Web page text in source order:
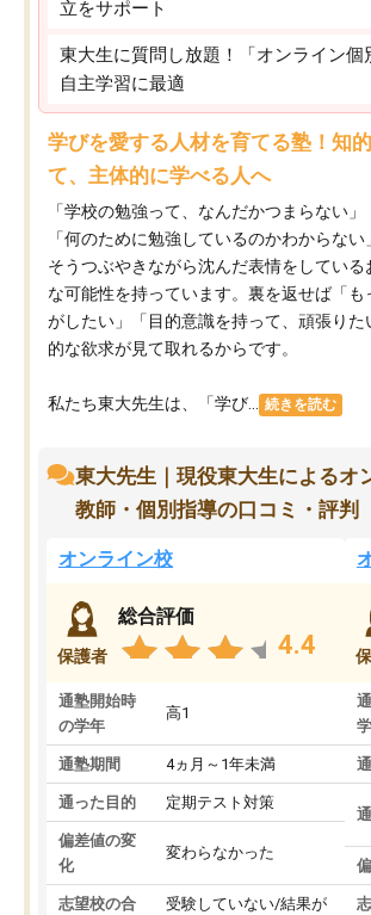
立をサポート
東大生に質問し放題！「オンライン個
自主学習に最適
学びを愛する人材を育てる塾！知
て、主体的に学べる人へ
「学校の勉強って、なんだかつまらない」
「何のために勉強しているのかわからない」
そうつぶやきながら沈んだ表情をしている
な可能性を持っています。裏を返せば「も
がしたい」「目的意識を持って、頑張りた
的な欲求が見て取れるからです。
私たち東大先生は、「学び... 続きを読む
東大先生｜現役東大生によるオ
教師・個別指導の口コミ・評判
オンライン校
保護者
総合評価
4.4
通塾開始時
の学年
高1
通塾期間 4ヵ月～1年未満
通った目的 定期テスト対策
偏差値の変
化
変わらなかった
志望校の合
受験していない/結果が